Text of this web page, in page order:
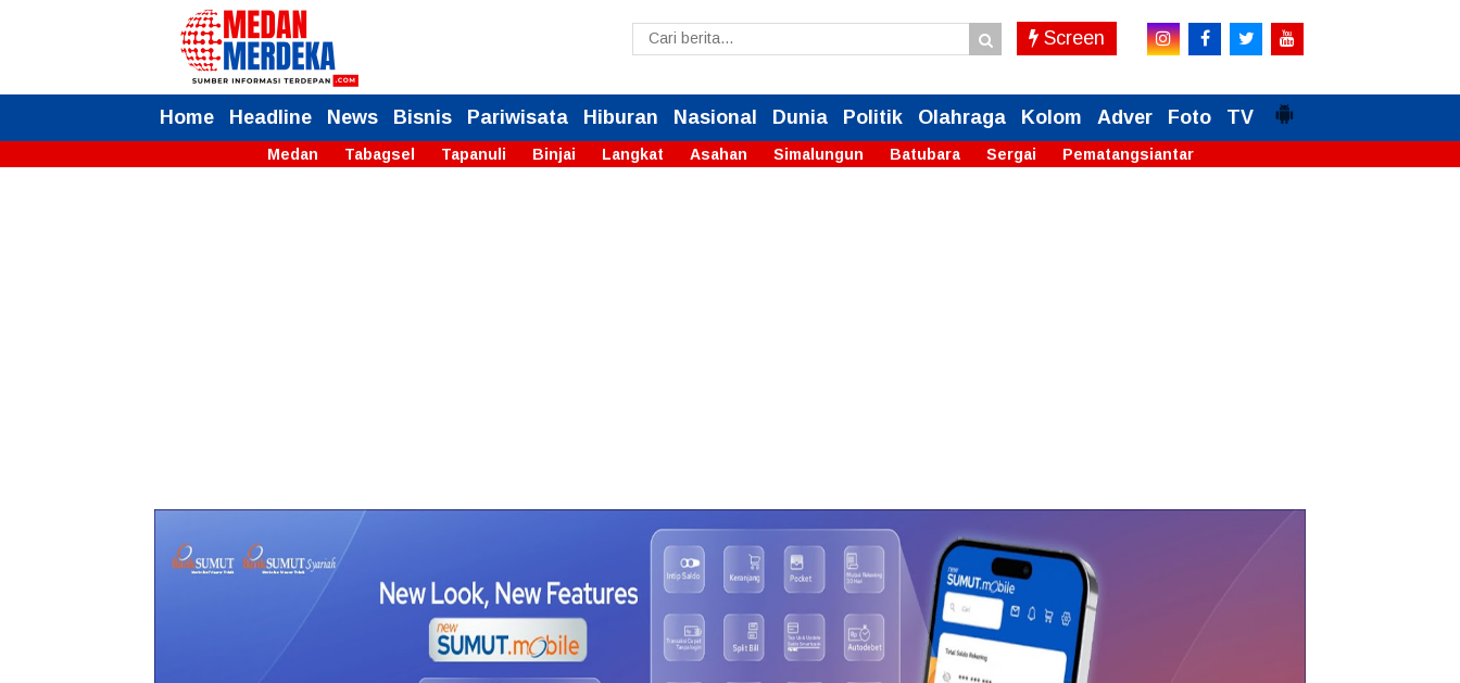
Screen
Home Headline News Bisnis Pariwisata Hiburan Nasional Dunia Politik Olahraga Kolom Adver Foto TV
Medan Tabagsel Tapanuli Binjai Langkat Asahan Simalungun Batubara Sergai Pematangsiantar